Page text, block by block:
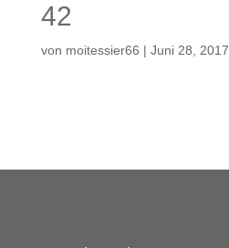
42
von moitessier66 | Juni 28, 2017